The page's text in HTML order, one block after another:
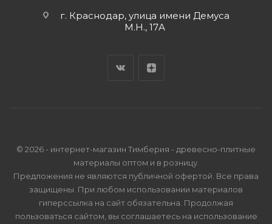
г. Краснодар, улица имени Демуса
М.Н., 17А
© 2026 - интернет-магазин Тимберия - древесно-плитные
материалы оптом и в розницу.
Предложения не являются публичной офертой. Все права
защищены. При любом использовании материалов
гиперссылка на сайт обязательна. Продолжая
пользоваться сайтом, вы соглашаетесь на использование